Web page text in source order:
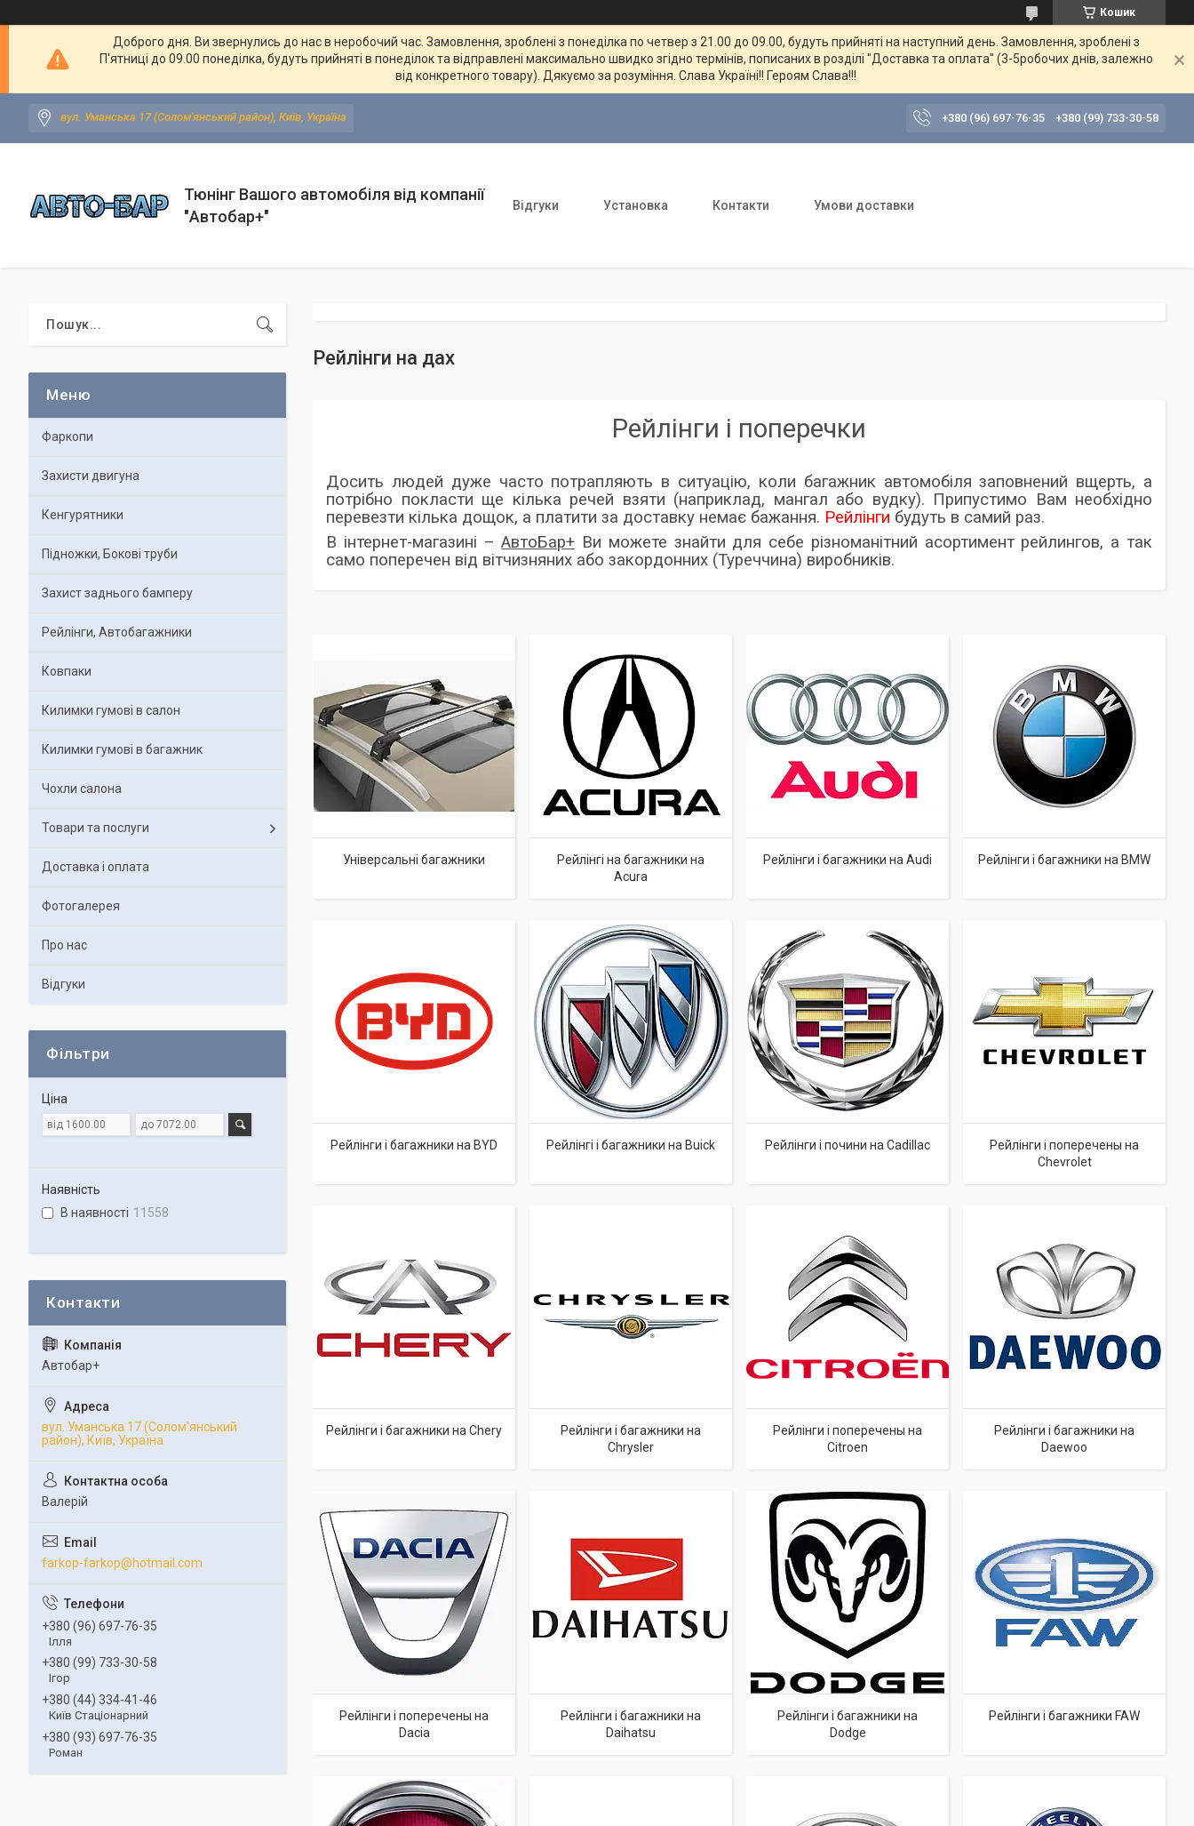
Кошик
Доброго дня. Ви звернулись до нас в неробочий час. Замовлення, зроблені з понеділка по четвер з 21.00 до 09.00, будуть прийняті на наступний день. Замовлення, зроблені з
П'ятниці до 09.00 понеділка, будуть прийняті в понеділок та відправлені максимально швидко згідно термінів, пописаних в розділі "Доставка та оплата" (3-5робочих днів, залежно
від конкретного товару). Дякуємо за розуміння. Слава Україні!! Героям Слава!!!
вул. Уманська 17 (Солом'янський район), Київ, Україна +380 (96) 697-76-35 +380 (99) 733-30-58
Тюнінг Вашого автомобіля від компанії
"Автобар+"
Відгуки Установка Контакти Умови доставки
Рейлінги на дах
Рейлінги і поперечки
Досить людей дуже часто потрапляють в ситуацію, коли багажник автомобіля заповнений вщерть, а
потрібно покласти ще кілька речей взяти (наприклад, мангал або вудку). Припустимо Вам необхідно
перевезти кілька дощок, а платити за доставку немає бажання. Рейлінги будуть в самий раз.
В інтернет-магазині –АвтоБар+ Ви можете знайти для себе різноманітний асортимент рейлингов, а так
само поперечен від вітчизняних або закордонних (Туреччина) виробників.
Універсальні багажники
Рейлінгі на багажники на
Acura
Рейлінги і багажники на Audi Рейлінги і багажники на BMW
Рейлінги і багажники на BYD Рейлінгі і багажники на Buick Рейлінги і почини на Cadillac
Рейлінги і поперечены на
Chevrolet
Рейлінги і багажники на Chery
Рейлінги і багажники на
Chrysler
Рейлінги і поперечены на
Citroen
Рейлінги і багажники на
Daewoo
Рейлінги і поперечены на
Dacia
Рейлінги і багажники на
Daihatsu
Рейлінги і багажники на
Dodge
Рейлінги і багажники FAW
Фаркопи
Захисти двигуна
Кенгурятники
Підножки, Бокові труби
Захист заднього бамперу
Рейлінги, Автобагажники
Ковпаки
Килимки гумові в салон
Килимки гумові в багажник
Чохли салона
Товари та послуги
Доставка і оплата
Фотогалерея
Про нас
Відгуки
Фільтри
Ціна
Наявність
В наявності 11558
Автобар+
вул. Уманська 17 (Солом'янський
район), Київ, Україна
Валерій
farkop-farkop@hotmail.com
+380 (96) 697-76-35
Ілля
+380 (99) 733-30-58
Ігор
+380 (44) 334-41-46
Київ Стаціонарний
+380 (93) 697-76-35
Роман